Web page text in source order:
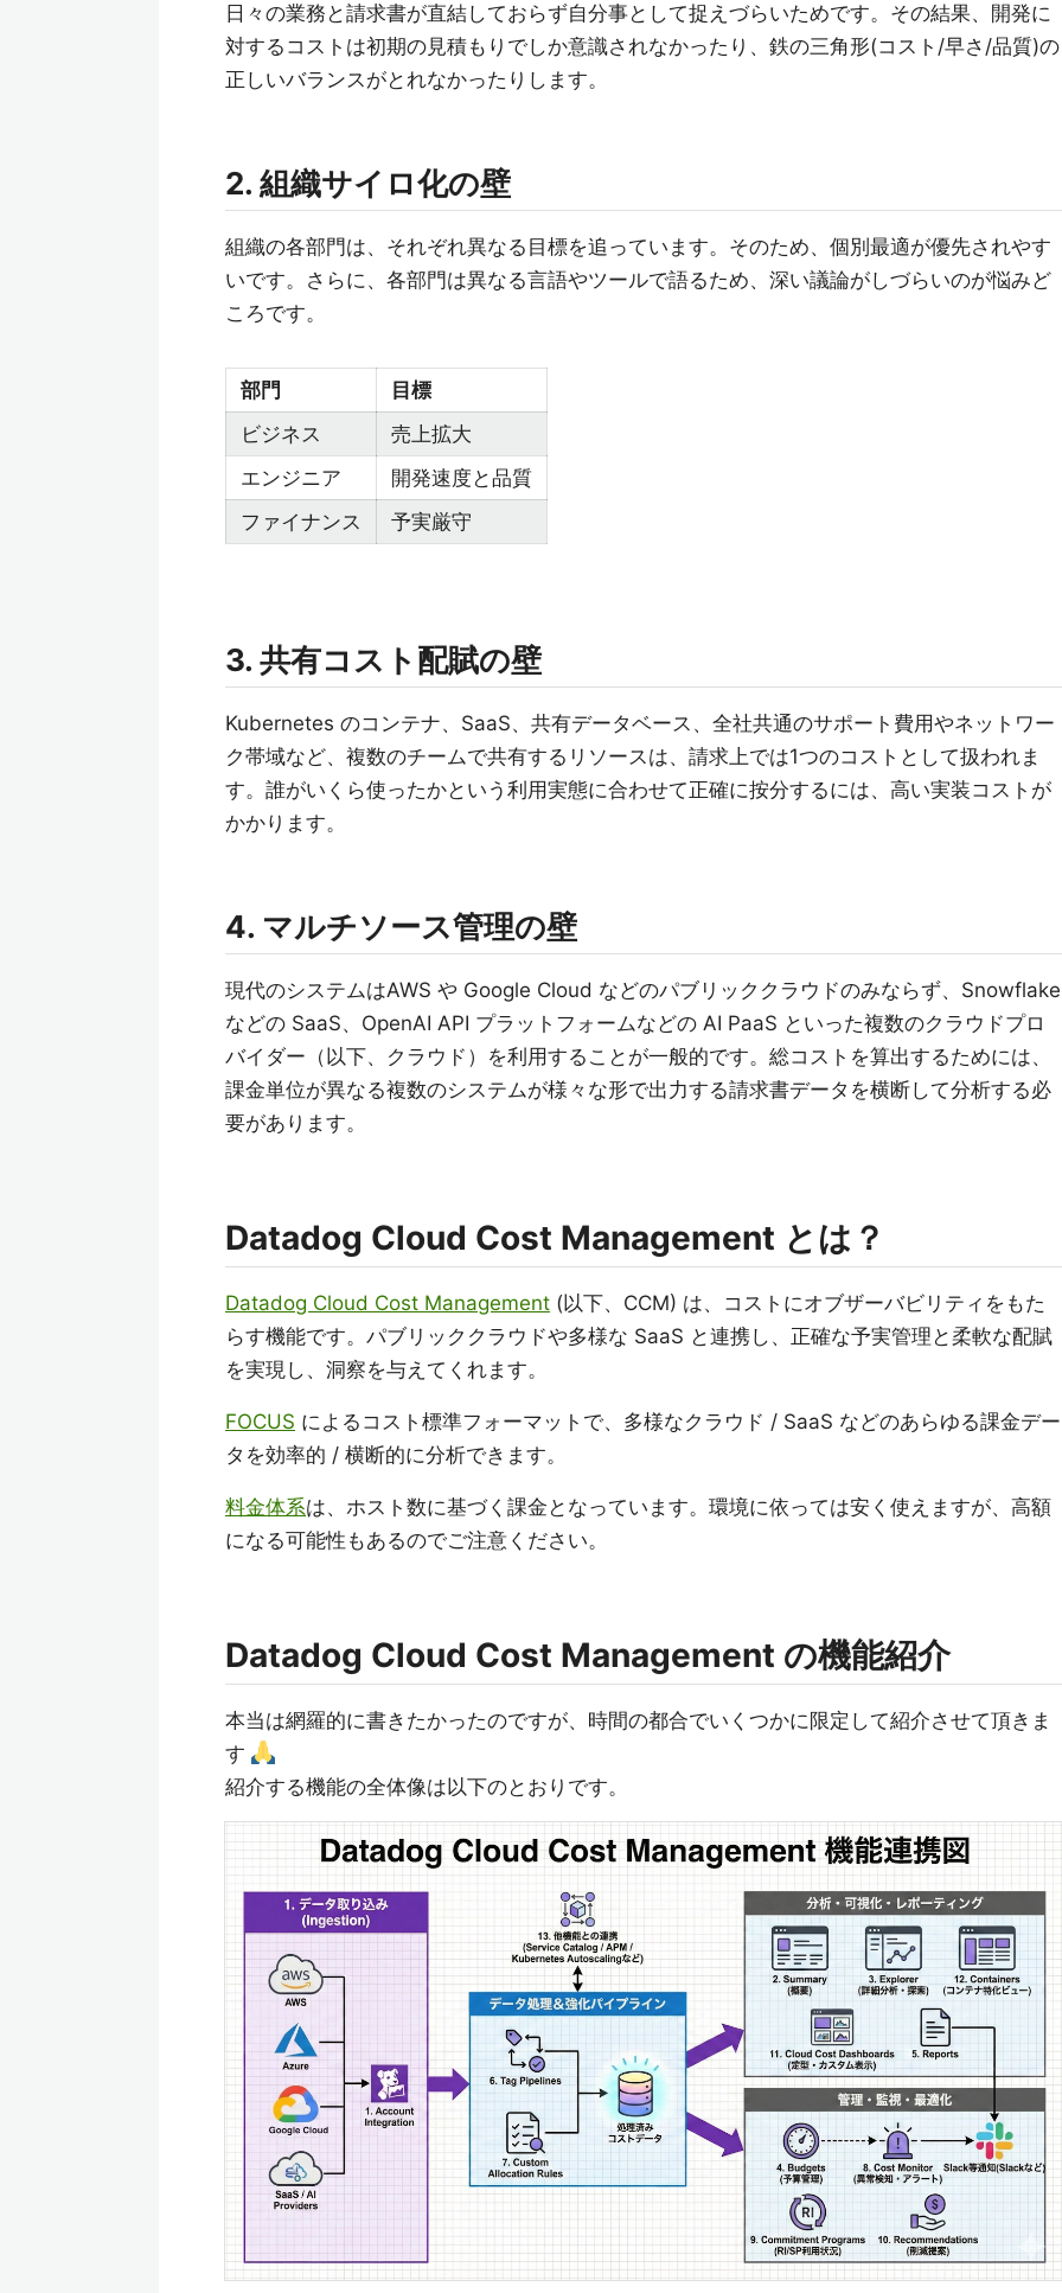
日々の業務と請求書が直結しておらず自分事として捉えづらいためです。その結果、開発に
対するコストは初期の見積もりでしか意識されなかったり、鉄の三角形(コスト/早さ/品質)の
正しいバランスがとれなかったりします。
2. 組織サイロ化の壁
組織の各部門は、それぞれ異なる目標を追っています。そのため、個別最適が優先されやす
いです。さらに、各部門は異なる言語やツールで語るため、深い議論がしづらいのが悩みど
ころです。
部門
目標
ビジネス
売上拡大
エンジニア
開発速度と品質
ファイナンス
予実厳守
3. 共有コスト配賦の壁
Kubernetes のコンテナ、SaaS、共有データベース、全社共通のサポート費用やネットワー
ク帯域など、複数のチームで共有するリソースは、請求上では1つのコストとして扱われま
す。誰がいくら使ったかという利用実態に合わせて正確に按分するには、高い実装コストが
かかります。
4. マルチソース管理の壁
現代のシステムはAWS や Google Cloud などのパブリッククラウドのみならず、Snowflake
などの SaaS、OpenAI API プラットフォームなどの AI PaaS といった複数のクラウドプロ
バイダー（以下、クラウド）を利用することが一般的です。総コストを算出するためには、
課金単位が異なる複数のシステムが様々な形で出力する請求書データを横断して分析する必
要があります。
Datadog Cloud Cost Management とは？
Datadog Cloud Cost Management (以下、CCM) は、コストにオブザーバビリティをもた
らす機能です。パブリッククラウドや多様な SaaS と連携し、正確な予実管理と柔軟な配賦
を実現し、洞察を与えてくれます。
FOCUS によるコスト標準フォーマットで、多様なクラウド / SaaS などのあらゆる課金デー
タを効率的 / 横断的に分析できます。
料金体系は、ホスト数に基づく課金となっています。環境に依っては安く使えますが、高額
になる可能性もあるのでご注意ください。
Datadog Cloud Cost Management の機能紹介
本当は網羅的に書きたかったのですが、時間の都合でいくつかに限定して紹介させて頂きま
す
紹介する機能の全体像は以下のとおりです。